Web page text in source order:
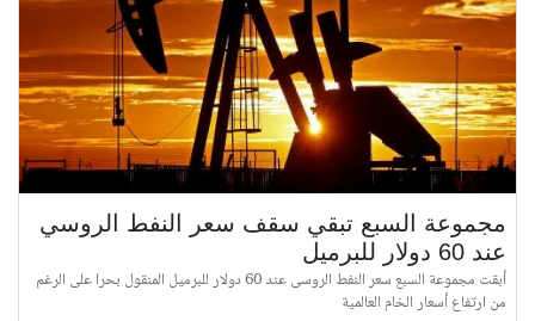
مجموعة السبع تبقي سقف سعر النفط الروسي
عند 60 دولار للبرميل
أبقت مجموعة السبع سعر النفط الروسى عند 60 دولار للبرميل المنقول بحرا على الرغم
من ارتفاع أسعار الخام العالمية